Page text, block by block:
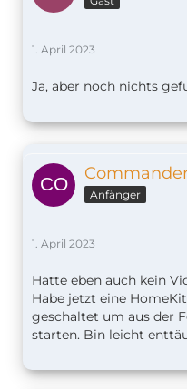
1. April 2023
Ja, aber noch nichts
Anfänger
1. April 2023
Hatte eben auch kein
Habe jetzt eine
geschaltet um aus der
starten. Bin leicht